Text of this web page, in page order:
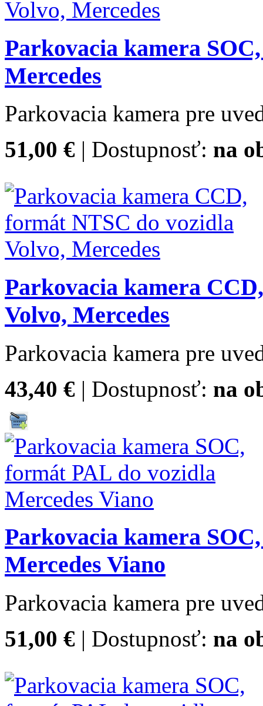
Parkovacia kamera
Mercedes
Parkovacia kamera pre
51,00 € | Dostupnosť: na
Parkovacia kamera
Volvo, Mercedes
Parkovacia kamera pre
43,40 € | Dostupnosť: na
Parkovacia kamera
Mercedes Viano
Parkovacia kamera pre
51,00 € | Dostupnosť: na